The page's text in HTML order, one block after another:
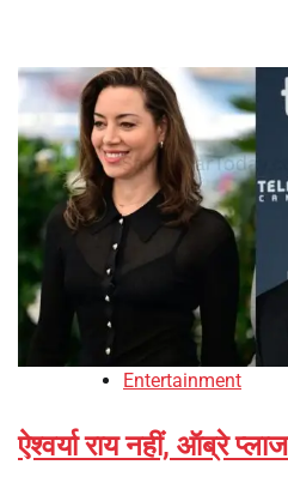
Entertainment
ऐश्वर्या राय नहीं, ऑब्रे